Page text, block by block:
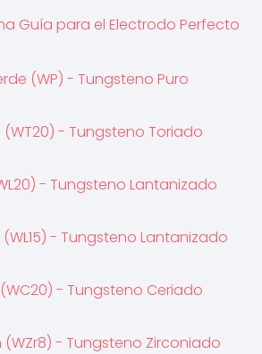
Guía para el Electrodo Perfecto
(WP) - Tungsteno Puro
- Tungsteno Toriado
- Tungsteno Lantanizado
- Tungsteno Lantanizado
- Tungsteno Ceriado
- Tungsteno Zirconiado